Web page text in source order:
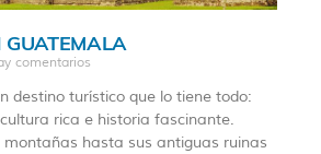
GUATEMALA
comentarios
destino turístico que lo tiene todo:
rica e historia fascinante.
montañas hasta sus antiguas ruinas